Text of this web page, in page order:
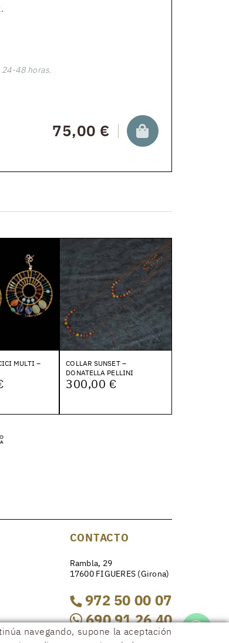
24-48 horas.
75,00 €
MULTI –
COLLAR SUNSET –
DONATELLA PELLINI
300,00 €
CONTACTO
Rambla, 29
17600 FIGUERES (Girona)
972 50 00 07
690 91 26 40
navegando, supone la aceptación